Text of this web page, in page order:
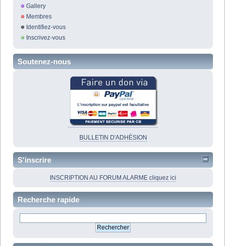
Gallery
Membres
Identifiez-vous
Inscrivez-vous
Soutenez-nous
BULLETIN D'ADHÉSION
S'inscrire
INSCRIPTION AU FORUM ALARME cliquez ici
Recherche rapide